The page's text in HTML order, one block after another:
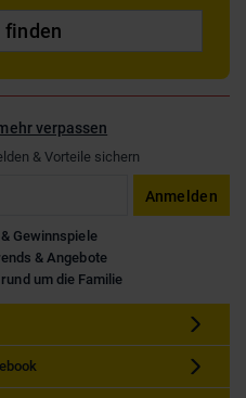
verpassen
& Vorteile sichern
Anmelden
Gewinnspiele
& Angebote
um die Familie